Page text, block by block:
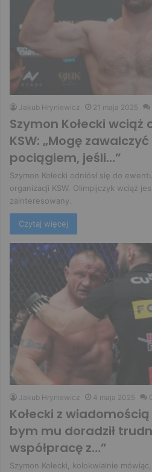
Jakub Hryniewicz 21 maja 2025
Szymon Kołecki
KSW: „Mogę
pociągiem, jeśli…”
Szymon Kołecki odniósł się do
organizacji KSW. Olimpijczyk wciąż
zainteresowany.
Czytaj więcej
Jakub Hryniewicz 4 maja 2025
Kołecki z
bym mu doradził
współpracę z…”
Szymon Kołecki, kolokwialnie